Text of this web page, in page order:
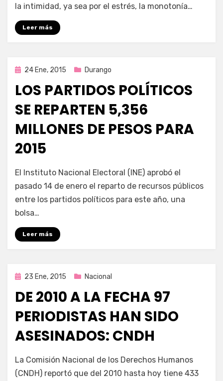
la intimidad, ya sea por el estrés, la monotonía…
Leer más
Publicada
24 Ene, 2015 Durango
LOS PARTIDOS POLÍTICOS
SE REPARTEN 5,356
MILLONES DE PESOS PARA
2015
por Enrique
El Instituto Nacional Electoral (INE) aprobó el
pasado 14 de enero el reparto de recursos públicos
entre los partidos políticos para este año, una
bolsa…
Leer más
Publicada
23 Ene, 2015 Nacional
DE 2010 A LA FECHA 97
PERIODISTAS HAN SIDO
ASESINADOS: CNDH
por Enrique
La Comisión Nacional de los Derechos Humanos
(CNDH) reportó que del 2010 hasta hoy tiene 433